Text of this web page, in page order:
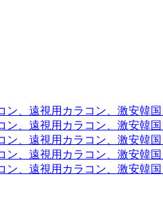
、遠視用カラコン、激安韓
、遠視用カラコン、激安韓
、遠視用カラコン、激安韓
、遠視用カラコン、激安韓
、遠視用カラコン、激安韓